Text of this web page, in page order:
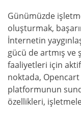
Günümüzde
oluşturmak,
İnternetin
gücü de artmış
faaliyetleri için
noktada,
platformunun
özellikleri,